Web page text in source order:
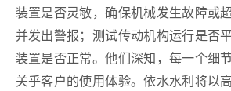
装置是否灵敏，确保机械发生故障或
并发出警报；测试传动机构运行是否
装置是否正常。他们深知，每一个细
关乎客户的使用体验。依水水利将以